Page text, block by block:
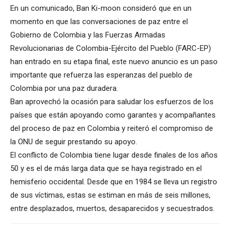
En un comunicado, Ban Ki-moon consideró que en un
momento en que las conversaciones de paz entre el
Gobierno de Colombia y las Fuerzas Armadas
Revolucionarias de Colombia-Ejército del Pueblo (FARC-EP)
han entrado en su etapa final, este nuevo anuncio es un paso
importante que refuerza las esperanzas del pueblo de
Colombia por una paz duradera.
Ban aprovechó la ocasión para saludar los esfuerzos de los
países que están apoyando como garantes y acompañantes
del proceso de paz en Colombia y reiteró el compromiso de
la ONU de seguir prestando su apoyo.
El conflicto de Colombia tiene lugar desde finales de los años
50 y es el de más larga data que se haya registrado en el
hemisferio occidental. Desde que en 1984 se lleva un registro
de sus víctimas, estas se estiman en más de seis millones,
entre desplazados, muertos, desaparecidos y secuestrados.